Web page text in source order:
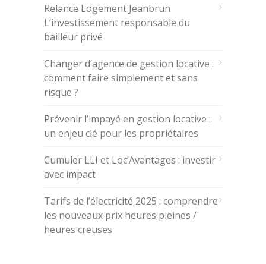
Relance Logement Jeanbrun
L’investissement responsable du
bailleur privé
Changer d’agence de gestion locative :
comment faire simplement et sans
risque ?
Prévenir l’impayé en gestion locative :
un enjeu clé pour les propriétaires
Cumuler LLI et Loc’Avantages : investir
avec impact
Tarifs de l’électricité 2025 : comprendre
les nouveaux prix heures pleines /
heures creuses